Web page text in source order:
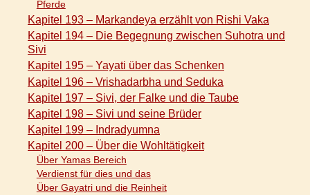
Pferde
Kapitel 193 – Markandeya erzählt von Rishi Vaka
Kapitel 194 – Die Begegnung zwischen Suhotra und
Sivi
Kapitel 195 – Yayati über das Schenken
Kapitel 196 – Vrishadarbha und Seduka
Kapitel 197 – Sivi, der Falke und die Taube
Kapitel 198 – Sivi und seine Brüder
Kapitel 199 – Indradyumna
Kapitel 200 – Über die Wohltätigkeit
Über Yamas Bereich
Verdienst für dies und das
Über Gayatri und die Reinheit